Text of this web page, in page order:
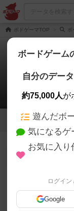
ボドゲーマTOP ボ
26
493名
2013
ても
ょうか
ボードゲーム
自分のデー
約75,000人が
遊んだボ
気になるゲ
お気に入り
ログイン
Google